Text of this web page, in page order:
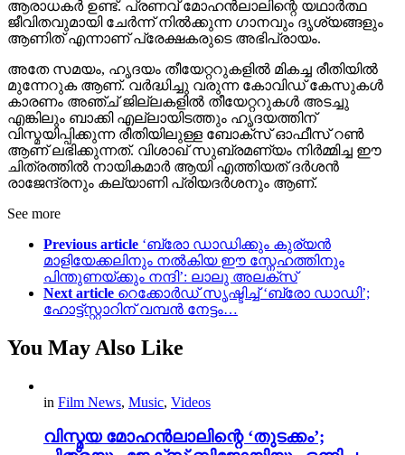
ആരാധകർ ഉണ്ട്. പ്രണവ് മോഹൻലാലിന്റെ യഥാർത്ഥ
ജീവിതവുമായി ചേർന്ന് നിൽക്കുന്ന ഗാനവും ദൃശ്യങ്ങളും
ആണിത് എന്നാണ് പ്രേക്ഷകരുടെ അഭിപ്രായം.
അതേ സമയം, ഹൃദയം തീയേറ്ററുകളിൽ മികച്ച രീതിയിൽ
മുന്നേറുക ആണ്. വർദ്ധിച്ചു വരുന്ന കോവിഡ് കേസുകൾ
കാരണം അഞ്ച് ജില്ലകളിൽ തീയേറ്ററുകൾ അടച്ചു
എങ്കിലും ബാക്കി എല്ലായിടത്തും ഹൃദയത്തിന്
വിസ്മയിപ്പിക്കുന്ന രീതിയിലുള്ള ബോക്സ് ഓഫീസ് റൺ
ആണ് ലഭിക്കുന്നത്. വിശാഖ് സുബ്രമണ്യം നിർമ്മിച്ച ഈ
ചിത്രത്തിൽ നായികമാർ ആയി എത്തിയത് ദർശൻ
രാജേന്ദ്രനും കല്യാണി പ്രിയദർശനും ആണ്.
See more
Previous article ‘ബ്രോ ഡാഡിക്കും കുര്യൻ
മാളിയേക്കലിനും നൽകിയ ഈ സ്നേഹത്തിനും
പിന്തുണയ്ക്കും നന്ദി’: ലാലു അലക്സ്
Next article റെക്കോർഡ് സൃഷ്ടിച്ച് ‘ബ്രോ ഡാഡി’;
ഹോട്ട്സ്റ്റാറിന് വമ്പൻ നേട്ടം…
You May Also Like
in Film News, Music, Videos
വിസ്മയ മോഹൻലാലിന്റെ ‘തുടക്കം’;